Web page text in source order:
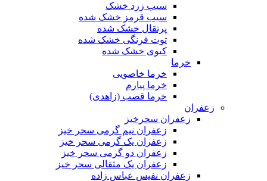
سیب زرد خشک
سیب قرمز خشک شده
پرتقال خشک شده
توت فرنگی خشک شده
کیوی خشک شده
خرما
خرما خاصویی
خرما پیارم
خرما قصب (زاهدی)
زعفران
زعفران سحرخیز
زعفران نیم گرمی سحر خیز
زعفران یک گرمی سحر خیز
زعفران دو گرمی سحر خیز
زعفران یک مثقالی سحر خیز
زعفران نفیس عباس زاده